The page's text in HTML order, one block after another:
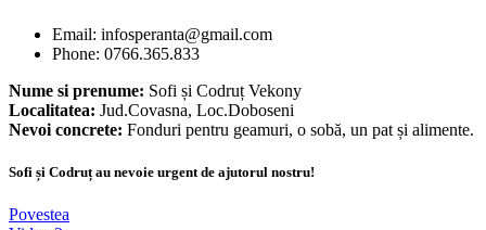
Email: infosperanta@gmail.com
Phone: 0766.365.833
Nume si prenume: Sofi și Codruț Vekony
Localitatea: Jud.Covasna, Loc.Doboseni
Nevoi concrete: Fonduri pentru geamuri, o sobă, un pat și alimente.
Sofi și Codruț au nevoie urgent de ajutorul nostru!
Povestea